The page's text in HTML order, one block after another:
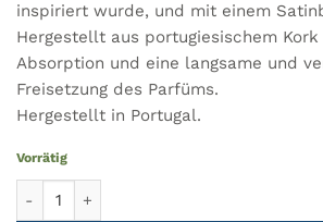
inspiriert wurde, und mit einem
Hergestellt aus portugiesischem
Absorption und eine langsame und
Freisetzung des Parfüms.
Hergestellt in Portugal.
Vorrätig